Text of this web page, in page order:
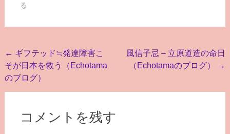
る
投
稿
← ギフテッド≒発達障害こ
そが日本を救う（Echotama
のブログ）
風信子忌 – 立原道造の命日
（Echotamaのブログ）
→
コメントを残す